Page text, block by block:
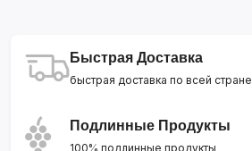
Быстрая Доставка
быстрая доставка по всей стране
Подлинные Продукты
100% подлинные продукты